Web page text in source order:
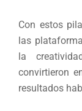
Con estos
las
la
convirtieron
resultados